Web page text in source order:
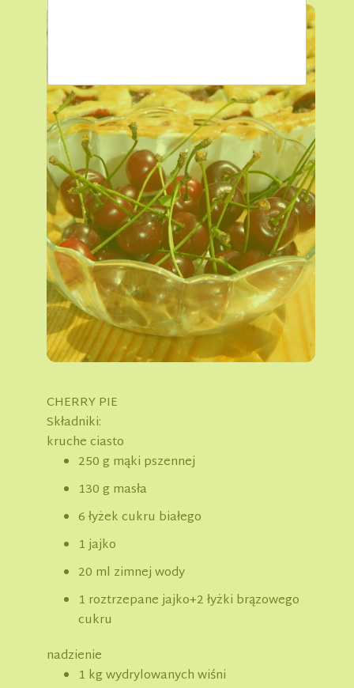
CHERRY PIE
Składniki:
kruche ciasto
250 g mąki pszennej
130 g masła
6 łyżek cukru białego
1 jajko
20 ml zimnej wody
1 roztrzepane jajko+2 łyżki brązowego
cukru
nadzienie
1 kg wydrylowanych wiśni